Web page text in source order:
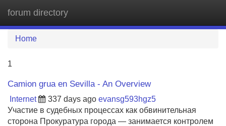
forum directory
Home
1
Camion grua en Sevilla - An Overview
Internet 337 days ago evansg593hgz5
Участие в судебных процессах как обвинительная
сторона Прокуратура города — занимается контролем